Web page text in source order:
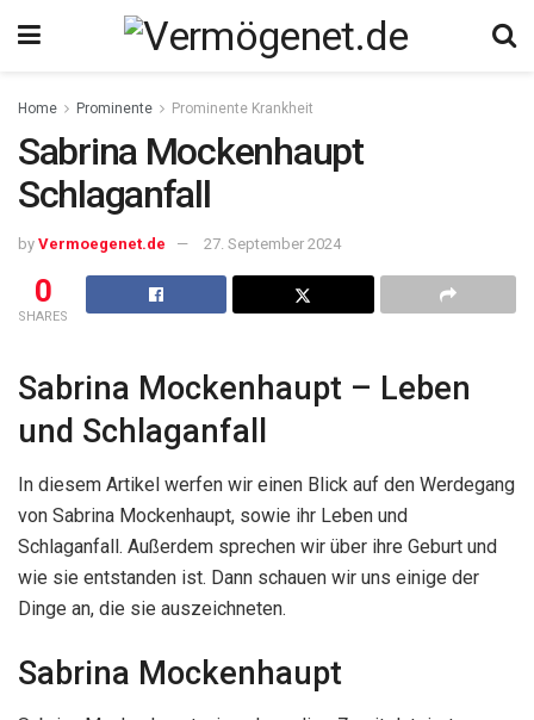
Home Prominente Prominente Krankheit
Sabrina Mockenhaupt
Schlaganfall
by Vermoegenet.de 27. September 2024
0
SHARES
Sabrina Mockenhaupt – Leben
und Schlaganfall
In diesem Artikel werfen wir einen Blick auf den Werdegang
von Sabrina Mockenhaupt, sowie ihr Leben und
Schlaganfall. Außerdem sprechen wir über ihre Geburt und
wie sie entstanden ist. Dann schauen wir uns einige der
Dinge an, die sie auszeichneten.
Sabrina Mockenhaupt